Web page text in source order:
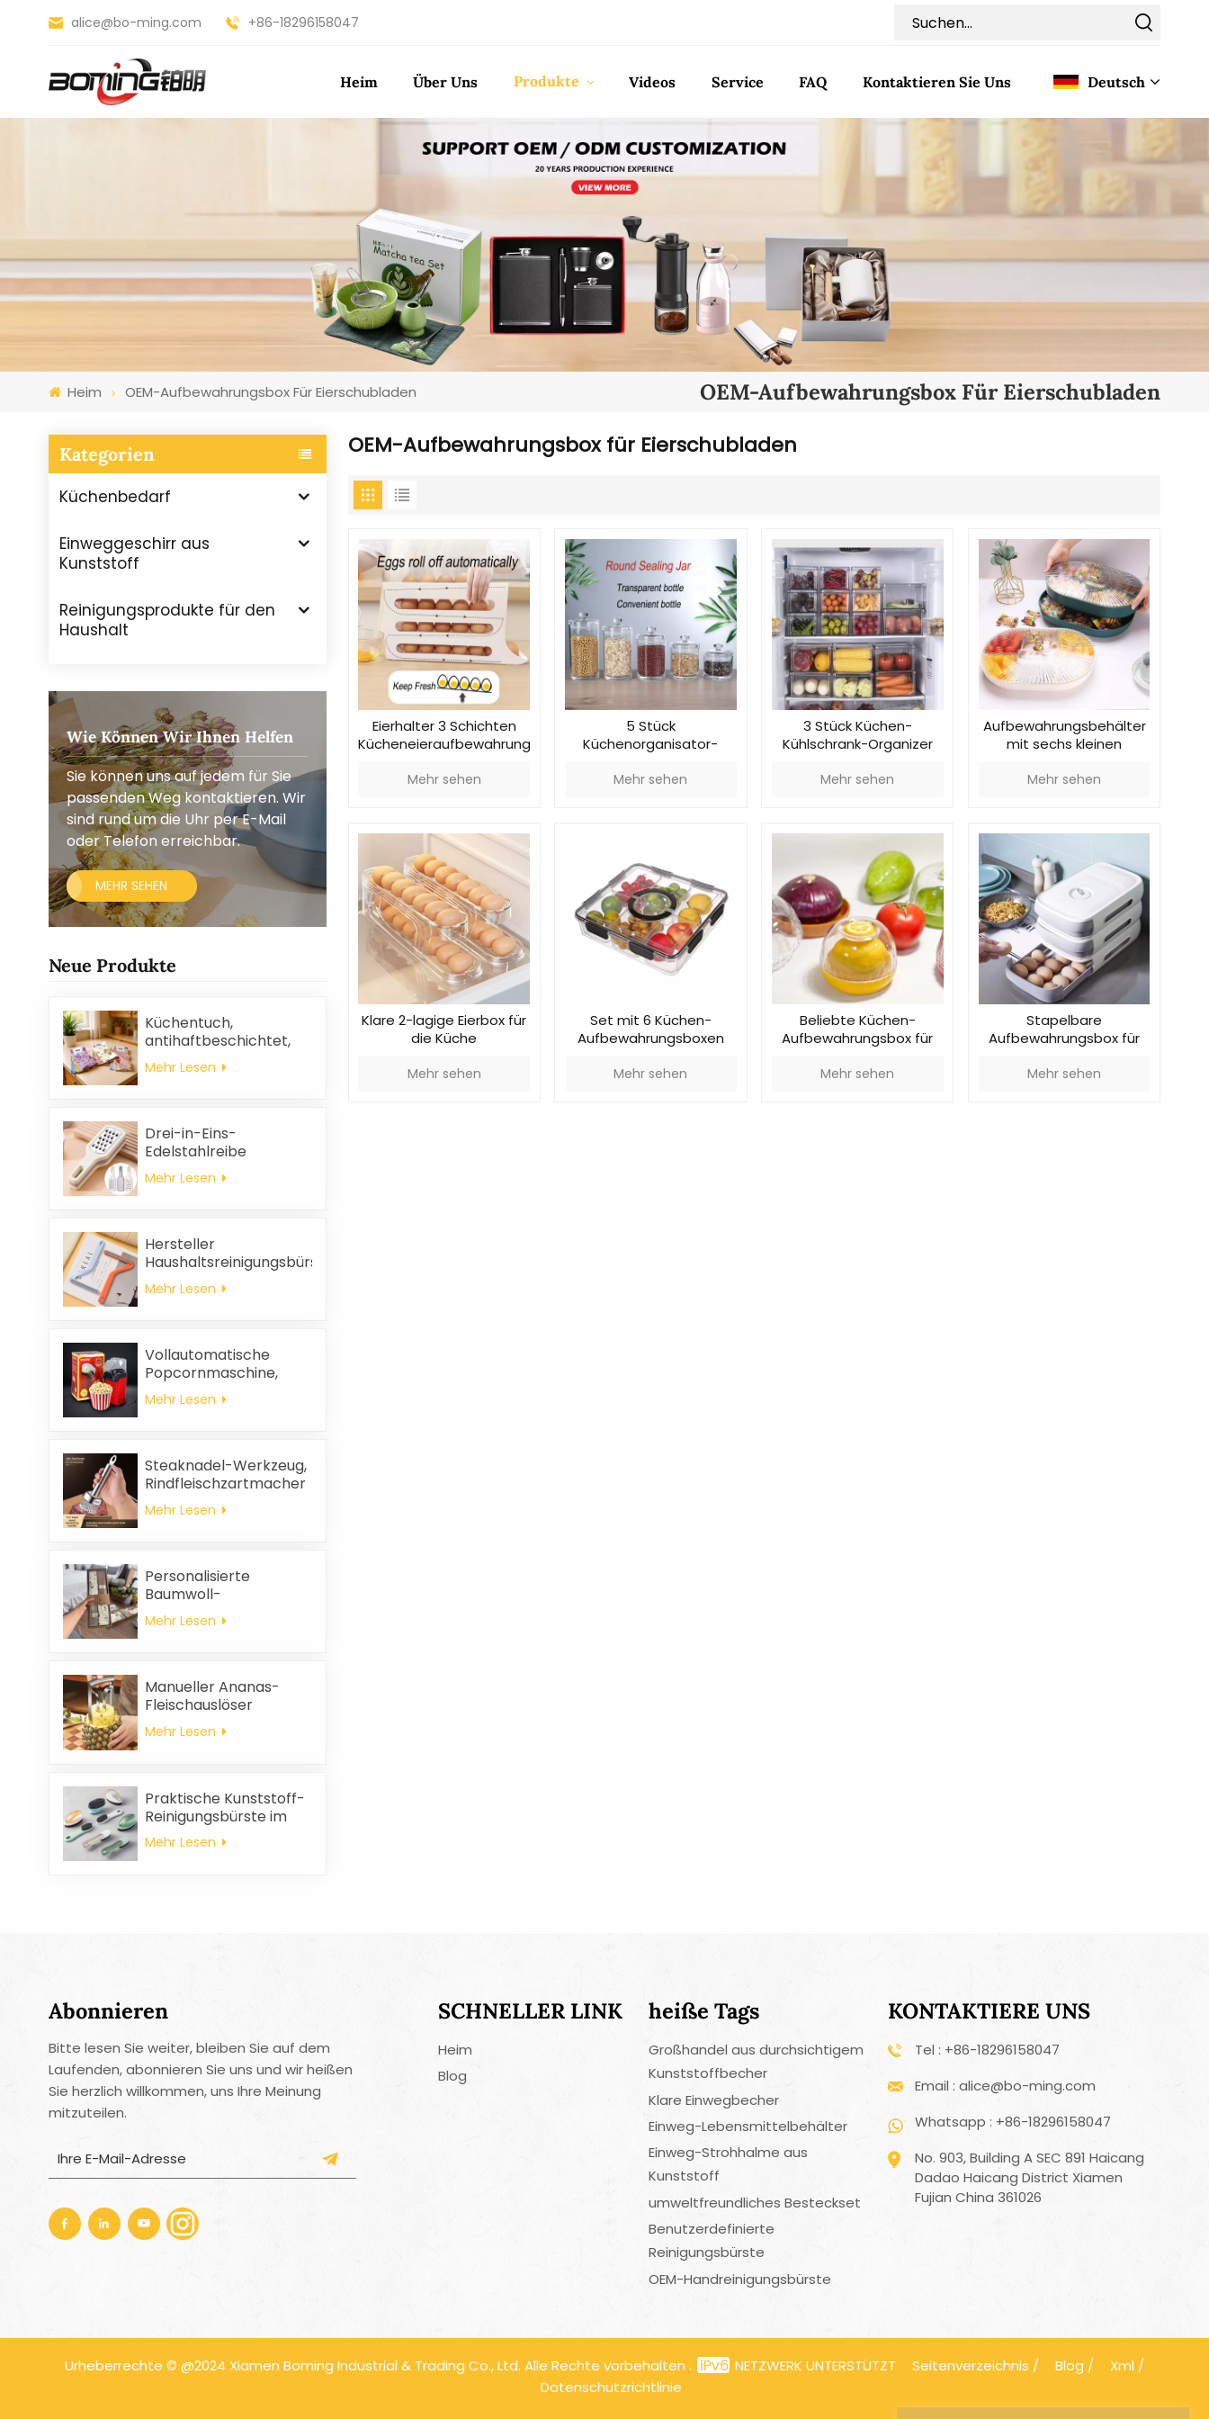
alice@bo-ming.com +86-18296158047
Heim Über Uns Produkte Videos Service FAQ Kontaktieren Sie Uns Deutsch
English
Français
Español
العربية
Heim OEM-Aufbewahrungsbox Für Eierschubladen OEM-Aufbewahrungsbox Für Eierschubladen
Kategorien
Küchenbedarf
Einweggeschirr aus
Kunststoff
Reinigungsprodukte für den
Haushalt
Wie Können Wir Ihnen Helfen
Sie können uns auf jedem für Sie
passenden Weg kontaktieren. Wir
sind rund um die Uhr per E-Mail
oder Telefon erreichbar.
MEHR SEHEN
Neue Produkte
Küchentuch,
antihaftbeschichtet,
ölabweisend, leicht zu
reinigen, dick, bedruckt,
wiederverwendbar,
umweltfreundlich
Mehr Lesen
Drei-in-Eins-
Edelstahlreibe
Mehr Lesen
Hersteller
Haushaltsreinigungsbürste
aus Kunststoff Kleidung
statische
Mehr Lesen
Vollautomatische
Popcornmaschine,
tragbare
Popcornmaschine für
Mehr Lesen
Steaknadel-Werkzeug,
Rindfleischzartmacher
Mehr Lesen
Personalisierte
Baumwoll-
Hochzeitsgeschenke
und
Servietten und
Putzlappen-
Mehr Lesen
Manueller Ananas-
Fleischauslöser
Mehr Lesen
Praktische Kunststoff-
Reinigungsbürste im
Großhandel
Mehr Lesen
OEM-Aufbewahrungsbox für Eierschubladen
Eierhalter 3 Schichten
Kücheneieraufbewahrung
Mehr sehen
5 Stück
Küchenorganisator-
Mehr sehen
3 Stück Küchen-
Kühlschrank-Organizer
Mehr sehen
Aufbewahrungsbehälter
mit sechs kleinen
Mehr sehen
Klare 2-lagige Eierbox für
die Küche
Mehr sehen
Set mit 6 Küchen-
Aufbewahrungsboxen
Mehr sehen
Beliebte Küchen-
Aufbewahrungsbox für
Mehr sehen
Stapelbare
Aufbewahrungsbox für
Küche
Mehr sehen
Abonnieren
Bitte lesen Sie weiter, bleiben Sie auf dem
Laufenden, abonnieren Sie uns und wir heißen
Sie herzlich willkommen, uns Ihre Meinung
mitzuteilen.
SCHNELLER LINK
Heim
Blog
heiße Tags
Großhandel aus durchsichtigem
Kunststoffbecher
Klare Einwegbecher
Einweg-Lebensmittelbehälter
Einweg-Strohhalme aus
Kunststoff
umweltfreundliches Besteckset
Benutzerdefinierte
Reinigungsbürste
OEM-Handreinigungsbürste
KONTAKTIERE UNS
Tel : +86-18296158047
Email : alice@bo-ming.com
Whatsapp : +86-18296158047
No. 903, Building A SEC 891 Haicang
Dadao Haicang District Xiamen
Fujian China 361026
Urheberrechte © @2024 Xiamen Boming Industrial & Trading Co., Ltd. Alle Rechte vorbehalten . NETZWERK UNTERSTÜTZT Seitenverzeichnis / Blog / Xml /
Datenschutzrichtlinie